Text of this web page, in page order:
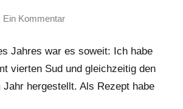
Ein Kommentar
Jahres war es soweit: Ich habe
vierten Sud und gleichzeitig den
hergestellt. Als Rezept habe